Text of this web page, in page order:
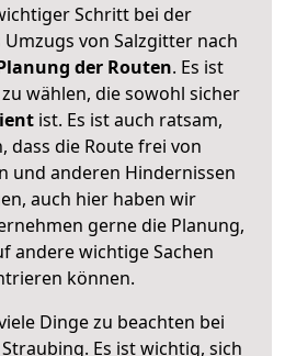
Schritt bei der
von Salzgitter nach
der Routen. Es ist
wählen, die sowohl sicher
ist. Es ist auch ratsam,
dass die Route frei von
und anderen Hindernissen
auch hier haben wir
gerne die Planung,
andere wichtige Sachen
können.
Dinge zu beachten bei
Es ist wichtig, sich